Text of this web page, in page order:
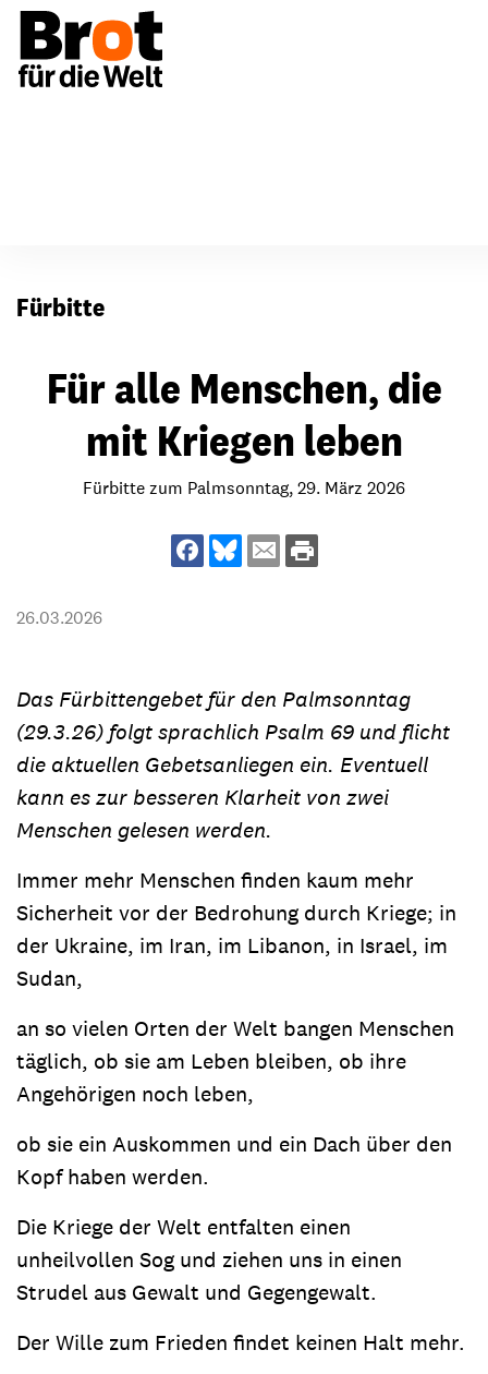
Fürbitte
Für alle Menschen, die
mit Kriegen leben
Fürbitte zum Palmsonntag, 29. März 2026
26.03.2026
Das Fürbittengebet für den Palmsonntag
(29.3.26) folgt sprachlich Psalm 69 und flicht
die aktuellen Gebetsanliegen ein. Eventuell
kann es zur besseren Klarheit von zwei
Menschen gelesen werden.
Immer mehr Menschen finden kaum mehr
Sicherheit vor der Bedrohung durch Kriege; in
der Ukraine, im Iran, im Libanon, in Israel, im
Sudan,
an so vielen Orten der Welt bangen Menschen
täglich, ob sie am Leben bleiben, ob ihre
Angehörigen noch leben,
ob sie ein Auskommen und ein Dach über den
Kopf haben werden.
Die Kriege der Welt entfalten einen
unheilvollen Sog und ziehen uns in einen
Strudel aus Gewalt und Gegengewalt.
Der Wille zum Frieden findet keinen Halt mehr.